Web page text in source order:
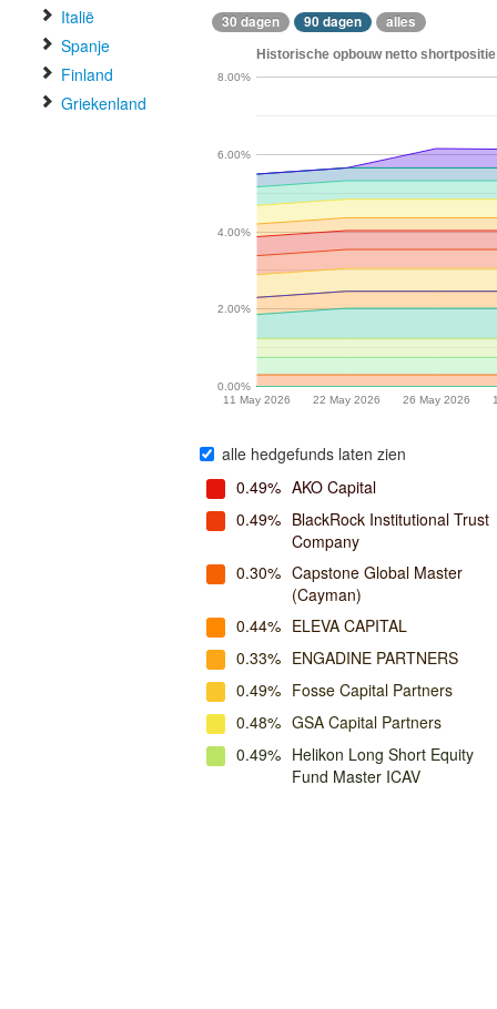
Italië
Spanje
Finland
Griekenland
30 dagen 90 dagen alles
Historische opbouw netto
11 May 2026 22 May 2026 26 May 2026
0.00%
2.00%
4.00%
6.00%
8.00%
alle hedgefunds laten zien
0.49% AKO Capital
0.49% BlackRock Institutional Trust
Company
0.30% Capstone Global Master
(Cayman)
0.44% ELEVA CAPITAL
0.33% ENGADINE PARTNERS
0.49% Fosse Capital Partners
0.48% GSA Capital Partners
0.49% Helikon Long Short Equity
Fund Master ICAV